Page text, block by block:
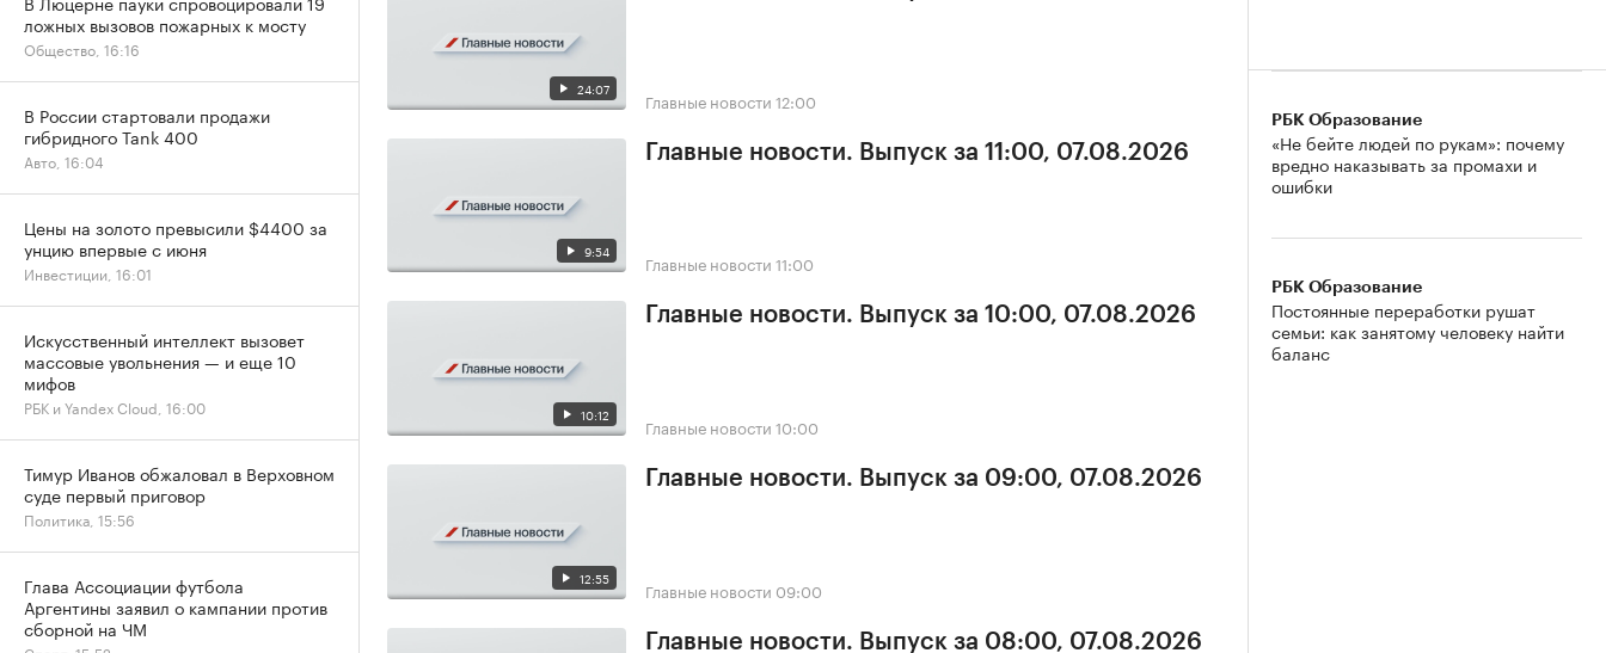
24:07 Главные новости 12:00
9:54
Главные новости. Выпуск за 11:00, 07.08.2026
Главные новости 11:00
10:12
Главные новости. Выпуск за 10:00, 07.08.2026
Главные новости 10:00
12:55
Главные новости. Выпуск за 09:00, 07.08.2026
Главные новости 09:00
Главные новости. Выпуск за 08:00, 07.08.2026
РБК Образование
«Не бейте людей по рукам»: почему
вредно наказывать за промахи и
ошибки
РБК Образование
Постоянные переработки рушат
семьи: как занятому человеку найти
баланс
ложных вызовов пожарных к мосту
Общество, 16:16
В России стартовали продажи
гибридного Tank 400
Авто, 16:04
Цены на золото превысили $4400 за
унцию впервые с июня
Инвестиции, 16:01
Искусственный интеллект вызовет
массовые увольнения — и еще 10
мифов
РБК и Yandex Cloud, 16:00
Тимур Иванов обжаловал в Верховном
суде первый приговор
Политика, 15:56
Глава Ассоциации футбола
Аргентины заявил о кампании против
сборной на ЧМ